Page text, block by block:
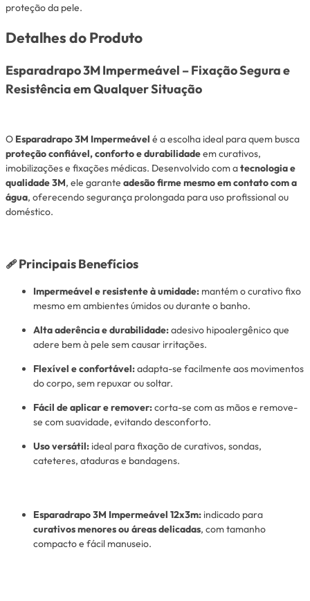
proteção da pele.
Detalhes do Produto
Esparadrapo 3M Impermeável – Fixação Segura e
Resistência em Qualquer Situação
O Esparadrapo 3M Impermeável é a escolha ideal para quem busca
proteção confiável, conforto e durabilidadeem curativos,
imobilizações e fixações médicas. Desenvolvido com atecnologia e
qualidade 3M, ele garante adesão firme mesmo em contato com a
água, oferecendo segurança prolongada para uso profissional ou
doméstico.
🩹 Principais Benefícios
Impermeável e resistente à umidade: mantém o curativo fixo
mesmo em ambientes úmidos ou durante o banho.
Alta aderência e durabilidade:adesivo hipoalergênico que
adere bem à pele sem causar irritações.
Flexível e confortável:adapta-se facilmente aos movimentos
do corpo, sem repuxar ou soltar.
Fácil de aplicar e remover:corta-se com as mãos e remove-
se com suavidade, evitando desconforto.
Uso versátil: ideal para fixação de curativos, sondas,
cateteres, ataduras e bandagens.
Esparadrapo 3M Impermeável 12x3m: indicado para
curativos menores ou áreas delicadas, com tamanho
compacto e fácil manuseio.